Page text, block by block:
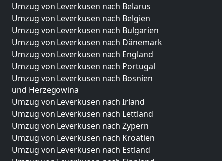
Umzug von Leverkusen nach Belarus
Umzug von Leverkusen nach Belgien
Umzug von Leverkusen nach Bulgarien
Umzug von Leverkusen nach Dänemark
Umzug von Leverkusen nach England
Umzug von Leverkusen nach Portugal
Umzug von Leverkusen nach Bosnien
und Herzegowina
Umzug von Leverkusen nach Irland
Umzug von Leverkusen nach Lettland
Umzug von Leverkusen nach Zypern
Umzug von Leverkusen nach Kroatien
Umzug von Leverkusen nach Estland